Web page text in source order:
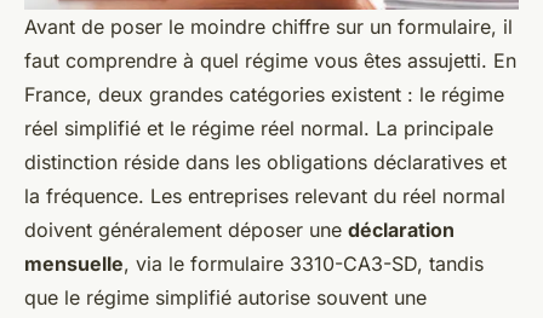
Avant de poser le moindre chiffre sur un formulaire, il
faut comprendre à quel régime vous êtes assujetti. En
France, deux grandes catégories existent : le régime
réel simplifié et le régime réel normal. La principale
distinction réside dans les obligations déclaratives et
la fréquence. Les entreprises relevant du réel normal
doivent généralement déposer une déclaration
mensuelle, via le formulaire 3310-CA3-SD, tandis
que le régime simplifié autorise souvent une